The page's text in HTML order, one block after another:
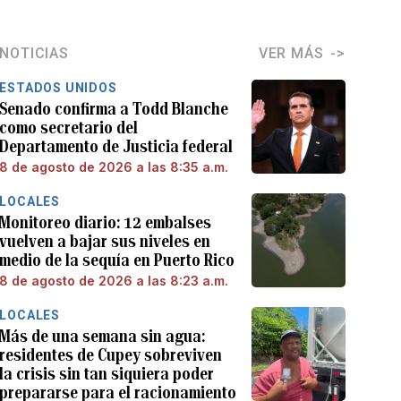
NOTICIAS VER MÁS
ESTADOS UNIDOS
Senado confirma a Todd Blanche
como secretario del
Departamento de Justicia federal
8 de agosto de 2026 a las 8:35 a.m.
LOCALES
Monitoreo diario: 12 embalses
vuelven a bajar sus niveles en
medio de la sequía en Puerto Rico
8 de agosto de 2026 a las 8:23 a.m.
LOCALES
Más de una semana sin agua:
residentes de Cupey sobreviven
la crisis sin tan siquiera poder
prepararse para el racionamiento